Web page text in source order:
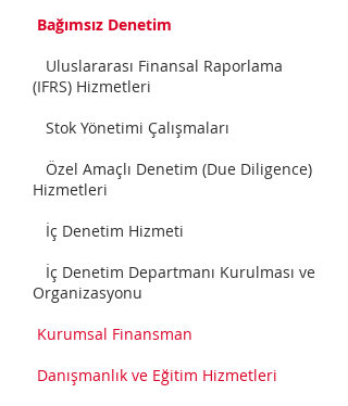
Bağımsız Denetim
Uluslararası Finansal Raporlama
(IFRS) Hizmetleri
Stok Yönetimi Çalışmaları
Özel Amaçlı Denetim (Due Diligence)
Hizmetleri
İç Denetim Hizmeti
İç Denetim Departmanı Kurulması ve
Organizasyonu
Kurumsal Finansman
Danışmanlık ve Eğitim Hizmetleri